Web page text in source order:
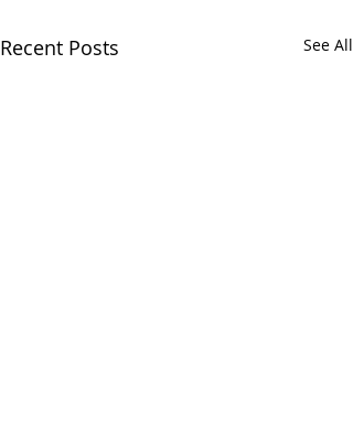
Recent Posts See All